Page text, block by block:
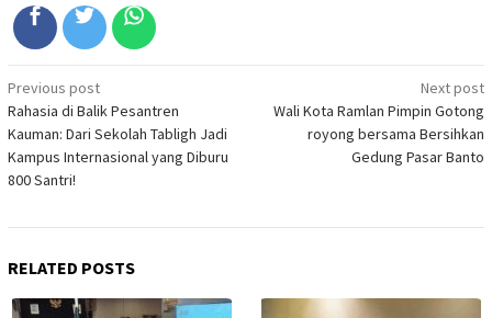
Post
navigation
Previous post
Rahasia di Balik Pesantren
Kauman: Dari Sekolah Tabligh Jadi
Kampus Internasional yang Diburu
800 Santri!
Next post
Wali Kota Ramlan Pimpin Gotong
royong bersama Bersihkan
Gedung Pasar Banto
RELATED POSTS